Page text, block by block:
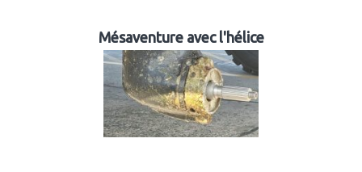
Mésaventure avec l'hélice